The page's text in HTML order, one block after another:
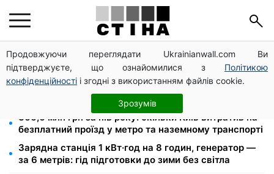
Продовжуючи переглядати Ukrainianwall.com Ви
підтверджуєте, що ознайомилися з Політикою
конфіденційності і згодні з використанням файлів cookie.
Зрозумів
12 300 грн від УВКБ ООН: пенсіонери та безробітні
переселенці отримають виплати у серпні
Долар по 44,50 грн, євро — 51,34: курс валют у
банках 9 серпня
366,6 млн грн за пів року: скільки Київ витратив на
безплатний проїзд у метро та наземному транспорті
Зарядна станція 1 кВт·год на 8 годин, генератор —
за 6 метрів: гід підготовки до зими без світла